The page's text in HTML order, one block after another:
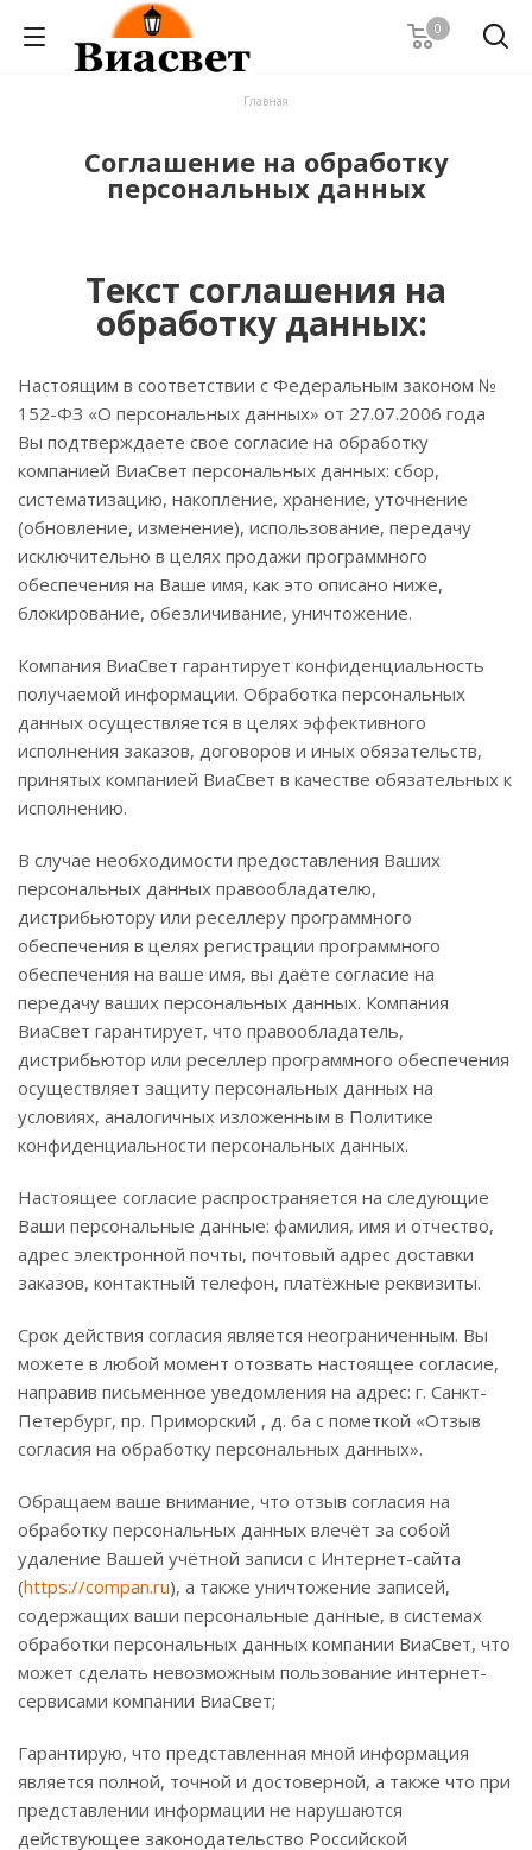
0
Главная
Соглашение на обработку
персональных данных
Текст соглашения на
обработку данных:
Настоящим в соответствии с Федеральным законом №
152-ФЗ «О персональных данных» от 27.07.2006 года
Вы подтверждаете свое согласие на обработку
компанией ВиаСвет персональных данных: сбор,
систематизацию, накопление, хранение, уточнение
(обновление, изменение), использование, передачу
исключительно в целях продажи программного
обеспечения на Ваше имя, как это описано ниже,
блокирование, обезличивание, уничтожение.
Компания ВиаСвет гарантирует конфиденциальность
получаемой информации. Обработка персональных
данных осуществляется в целях эффективного
исполнения заказов, договоров и иных обязательств,
принятых компанией ВиаСвет в качестве обязательных к
исполнению.
В случае необходимости предоставления Ваших
персональных данных правообладателю,
дистрибьютору или реселлеру программного
обеспечения в целях регистрации программного
обеспечения на ваше имя, вы даёте согласие на
передачу ваших персональных данных. Компания
ВиаСвет гарантирует, что правообладатель,
дистрибьютор или реселлер программного обеспечения
осуществляет защиту персональных данных на
условиях, аналогичных изложенным в Политике
конфиденциальности персональных данных.
Настоящее согласие распространяется на следующие
Ваши персональные данные: фамилия, имя и отчество,
адрес электронной почты, почтовый адрес доставки
заказов, контактный телефон, платёжные реквизиты.
Срок действия согласия является неограниченным. Вы
можете в любой момент отозвать настоящее согласие,
направив письменное уведомления на адрес: г. Санкт-
Петербург, пр. Приморский , д. 6а с пометкой «Отзыв
согласия на обработку персональных данных».
Обращаем ваше внимание, что отзыв согласия на
обработку персональных данных влечёт за собой
удаление Вашей учётной записи с Интернет-сайта
(https://compan.ru), а также уничтожение записей,
содержащих ваши персональные данные, в системах
обработки персональных данных компании ВиаСвет, что
может сделать невозможным пользование интернет-
сервисами компании ВиаСвет;
Гарантирую, что представленная мной информация
является полной, точной и достоверной, а также что при
представлении информации не нарушаются
действующее законодательство Российской